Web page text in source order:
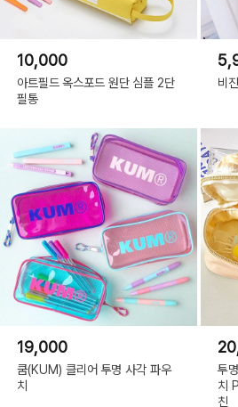
10,000
아트필드 옥스포드 원단 심플 2단
필통
비
19,000
쿰(KUM) 클리어 투명 사각 파우
치
투
치
친